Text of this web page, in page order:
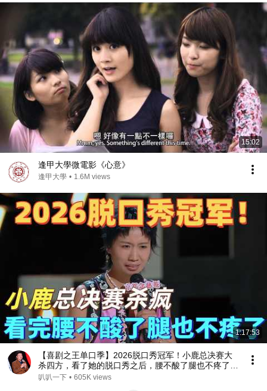
15:02
逢甲大學微電影《心意》
逢甲大學 • 1.6M views
1:17:53
【喜剧之王单口季】2026脱口秀冠军！小鹿总决赛大
杀四方，看了她的脱口秀之后，腰不酸了腿也不疼了，
连心脏都不跳了！#喜剧之王单口季 #脱口秀 #搞笑 #
叭叭一下 • 605K views